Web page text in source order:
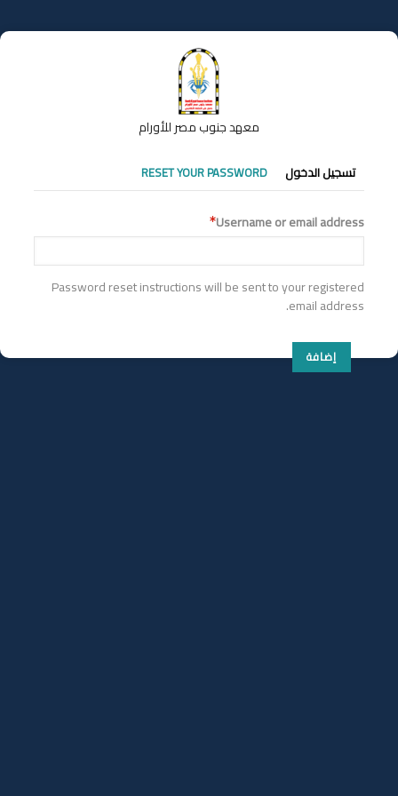
إلى
المحتوى
معهد جنوب مصر للأورام
التبويبات
الأساسية
تسجيل الدخول RESET YOUR PASSWORD
Username or email address
Password reset instructions will be sent to your registered
email address.